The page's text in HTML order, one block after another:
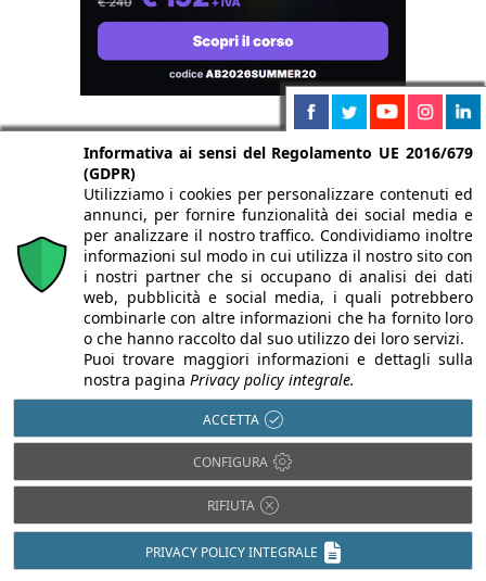
Antisismica
Barriere
Architettoniche
BIM
Domotica
Isolamento acustico
Isolamento termico
Luce in Architettura
Prevenzione
incendi
Restauro e
Ristrutturazioni
Sostenibilità e
Bioedilizia
Informativa ai sensi del Regolamento UE 2016/679
(GDPR)
Utilizziamo i cookies per personalizzare contenuti ed
annunci, per fornire funzionalità dei social media e
per analizzare il nostro traffico. Condividiamo inoltre
informazioni sul modo in cui utilizza il nostro sito con
i nostri partner che si occupano di analisi dei dati
web, pubblicità e social media, i quali potrebbero
combinarle con altre informazioni che ha fornito loro
o che hanno raccolto dal suo utilizzo dei loro servizi.
Puoi trovare maggiori informazioni e dettagli sulla
nostra pagina Privacy policy integrale.
ACCETTA
CONFIGURA
RIFIUTA
PRIVACY POLICY INTEGRALE